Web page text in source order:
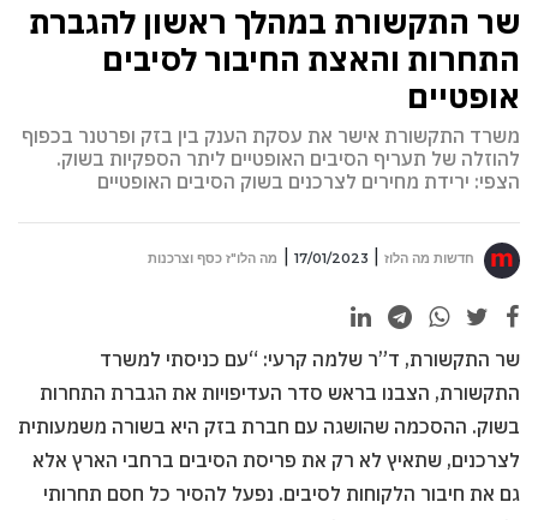
שר התקשורת במהלך ראשון להגברת
התחרות והאצת החיבור לסיבים
אופטיים
משרד התקשורת אישר את עסקת הענק בין בזק ופרטנר בכפוף
להוזלה של תעריף הסיבים האופטיים ליתר הספקיות בשוק.
הצפי: ירידת מחירים לצרכנים בשוק הסיבים האופטיים
חדשות מה הלוז 17/01/2023 מה הלו"ז כסף וצרכנות
שר התקשורת, ד”ר שלמה קרעי: “עם כניסתי למשרד
התקשורת, הצבנו בראש סדר העדיפויות את הגברת התחרות
בשוק. ההסכמה שהושגה עם חברת בזק היא בשורה משמעותית
לצרכנים, שתאיץ לא רק את פריסת הסיבים ברחבי הארץ אלא
גם את חיבור הלקוחות לסיבים. נפעל להסיר כל חסם תחרותי